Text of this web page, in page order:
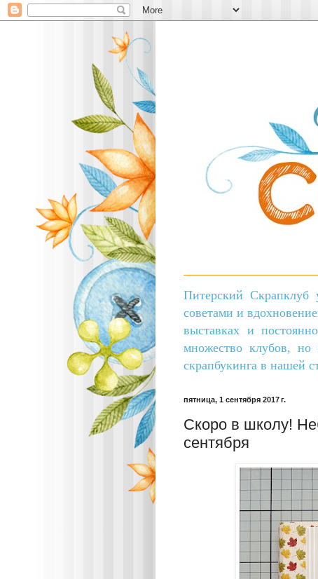
Питерский
советами и
выставках и
множество клубов,
скрапбукинга в нашей
пятница, 1 сентября 2017 г.
Скоро в школу!
сентября